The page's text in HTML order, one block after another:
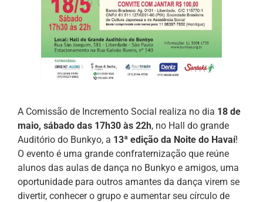
A Comissão de Incremento Social realiza no dia 18 de
maio, sábado das 17h30 às 22h, no Hall do grande
Auditório do Bunkyo, a 13ª edição da Noite do Havaí!
O evento é uma grande confraternização que reúne
alunos das aulas de dança no Bunkyo e amigos, uma
oportunidade para outros amantes da dança virem se
divertir, conhecer o grupo e aumentar seu círculo de